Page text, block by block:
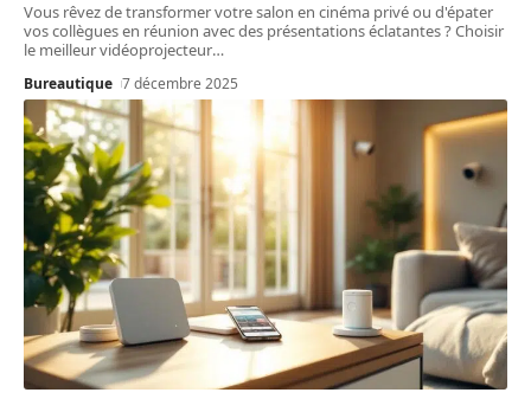
Vous rêvez de transformer votre salon en cinéma privé ou d'épater
vos collègues en réunion avec des présentations éclatantes ? Choisir
le meilleur vidéoprojecteur…
Bureautique 7 décembre 2025